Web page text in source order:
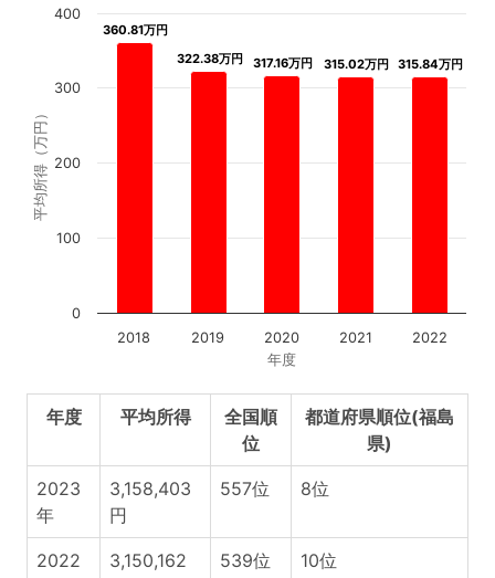
年度
平均所得（万円）
360.81万円
360.81万円
322.38万円
322.38万円 317.16万円
317.16万円 315.02万円
315.02万円 315.84万円
315.84万円
2018 2019 2020 2021 2022
0
100
200
300
400
年度 平均所得
全国順
位
都道府県順位(福島
県)
2023
年
3,158,403
円
557位 8位
2022
3,150,162
539位 10位